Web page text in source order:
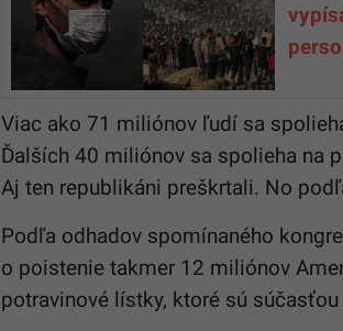
Viac ako 71 miliónov ľudí sa
Ďalších 40 miliónov sa spolieha na
Aj ten republikáni preškrtali. No
Podľa odhadov spomínaného
o poistenie takmer 12 miliónov
potravinové lístky, ktoré sú